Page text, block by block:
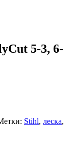
5-3, 6-
Stihl, леска,